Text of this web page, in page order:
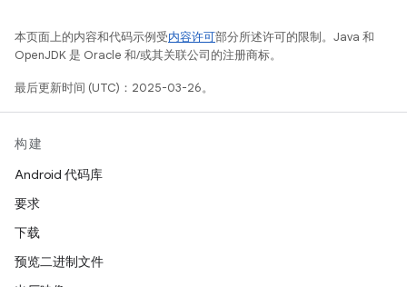
本页面上的内容和代码示例受内容许可部分所述许可的限制。Java 和
OpenJDK 是 Oracle 和/或其关联公司的注册商标。
最后更新时间 (UTC)：2025-03-26。
构建
Android 代码库
要求
下载
预览二进制文件